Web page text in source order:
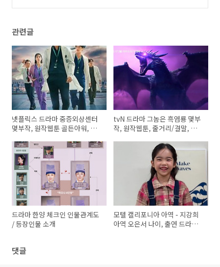
관련글
넷플릭스 드라마 중증외상센터
몇부작, 원작웹툰 골든아워, 줄
영우 하영 윤경호 정재광
tvN 드라마 그놈은 흑염룡 몇부
작, 원작웹툰, 줄거리/결말, 등장
드라마 한양 체크인 인물관계도
/ 등장인물 소개
모텔 캘리포니아 아역 - 지강희
아역 오은서 나이, 출연 드라마,
댓글